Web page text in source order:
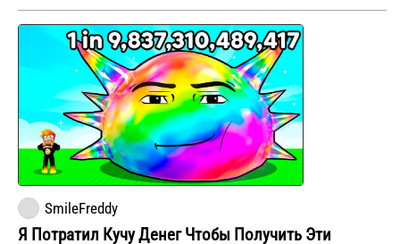
SmileFreddy
Я Потратил Кучу Денег Чтобы Получить Эти